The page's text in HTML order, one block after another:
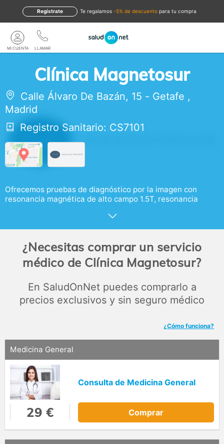
te regalamos -5% de descuento para tu compra
Regístrate
LLAMAR
MI CUENTA
Clínica Magnetosur
Calle Álvaro De Bazán, 15 - Getafe ,
Madrid
Registro Sanitario: CS7101
Ofrecemos pruebas de diagnóstico por la imagen con
resonancia magnética de alto campo 1.5T, resonancia
ecografía, eco doppler. ¡Resultado en 24 horas!
donde podrás encontrar: traumatología,
otorrinolaringología, medicina familiar, podología, urología,
análisis clínicos, neurofisiología, cirugía general y aparato
¿Necesitas comprar un servicio
médico de Clínica Magnetosur?
En SaludOnNet puedes comprarlo a
precios exclusivos y sin seguro médico
¿Cómo funciona?
Medicina General
Consulta de Medicina General
29 € Comprar